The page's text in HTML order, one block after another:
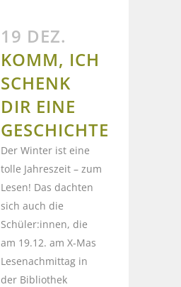
19 DEZ.
KOMM, ICH
SCHENK
DIR EINE
GESCHICHTE
Der Winter ist eine
tolle Jahreszeit – zum
Lesen! Das dachten
sich auch die
Schüler:innen, die
am 19.12. am X-Mas
Lesenachmittag in
der Bibliothek